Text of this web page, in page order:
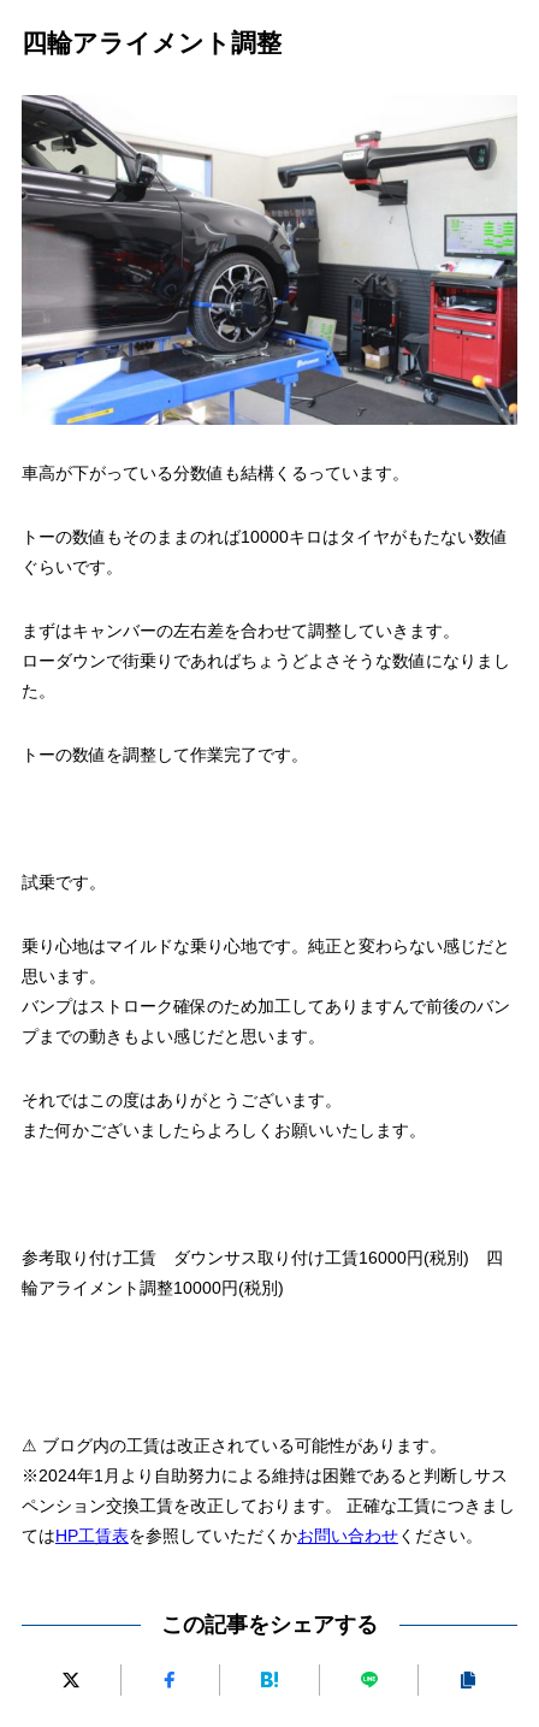
四輪アライメント調整
車高が下がっている分数値も結構くるっています。
トーの数値もそのままのれば10000キロはタイヤがもたない数値
ぐらいです。
まずはキャンバーの左右差を合わせて調整していきます。
ローダウンで街乗りであればちょうどよさそうな数値になりまし
た。
トーの数値を調整して作業完了です。
試乗です。
乗り心地はマイルドな乗り心地です。純正と変わらない感じだと
思います。
バンプはストローク確保のため加工してありますんで前後のバン
プまでの動きもよい感じだと思います。
それではこの度はありがとうございます。
また何かございましたらよろしくお願いいたします。
参考取り付け工賃 ダウンサス取り付け工賃16000円(税別) 四
輪アライメント調整10000円(税別)
⚠ ブログ内の工賃は改正されている可能性があります。
※2024年1月より自助努力による維持は困難であると判断しサス
ペンション交換工賃を改正しております。 正確な工賃につきまし
てはHP工賃表を参照していただくかお問い合わせください。
この記事をシェアする